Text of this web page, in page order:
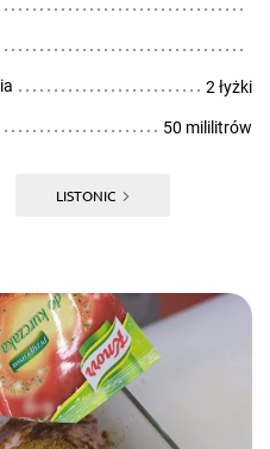
2 łyżki
50 mililitrów
LISTONIC